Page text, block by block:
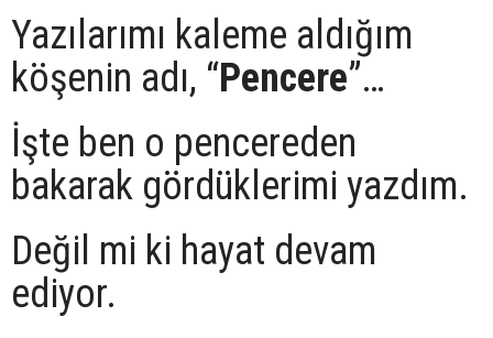
Yazılarımı kaleme aldığım
köşenin adı, “Pencere”…
İşte ben o pencereden
bakarak gördüklerimi yazdım.
Değil mi ki hayat devam
ediyor.